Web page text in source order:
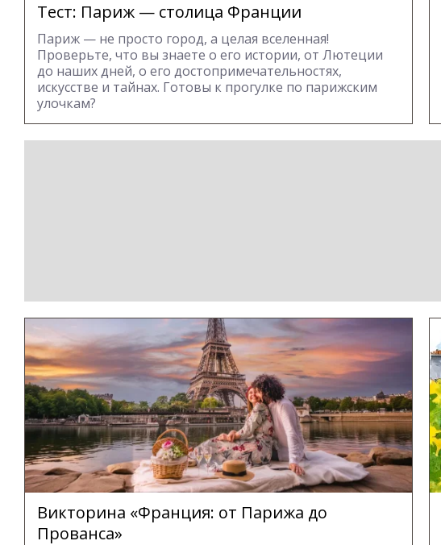
Тест: Париж — столица Франции
Париж — не просто город, а целая вселенная!
Проверьте, что вы знаете о его истории, от Лютеции
до наших дней, о его достопримечательностях,
искусстве и тайнах. Готовы к прогулке по парижским
улочкам?
Викторина «Франция: от Парижа до
Прованса»